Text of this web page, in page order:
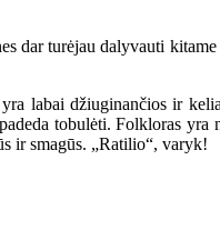
turėjau dalyvauti
labai džiuginančios ir
tobulėti. Folkloras
ir smagūs. „Ratilio“, varyk!